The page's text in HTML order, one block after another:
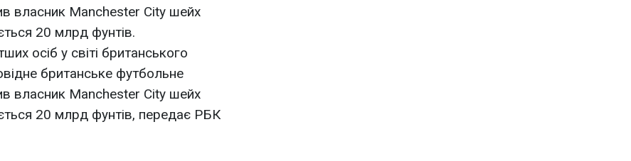
власник Manchester City шейх
20 млрд фунтів.
осіб у світі британського
британське футбольне
власник Manchester City шейх
20 млрд фунтів, передає РБК